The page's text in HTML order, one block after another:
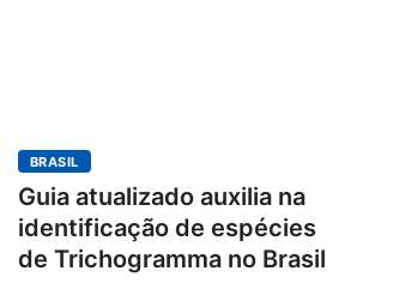
BRASIL
Guia atualizado auxilia na
identificação de espécies
de Trichogramma no Brasil